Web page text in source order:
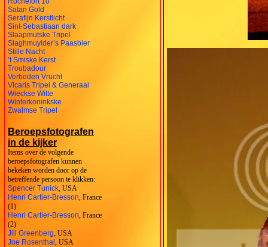
Satan Gold
Serafijn Kerstlicht
Sint-Sebastiaan dark
Slaapmutske Tripel
Slaghmuylder’s Paasbier
Stille Nacht
’t Smiske Kerst
Troubadour
Verboden Vrucht
Vicaris Tripel & Generaal
Wieckse Witte
Winterkoninkske
Zwalmse Tripel
Beroepsfotografen
in de kijker
Items over de volgende
beroepsfotografen kunnen
bekeken worden door op de
betreffende persoon te klikken:
Spencer Tunick , USA
Henri Cartier-Bresson , France
(1)
Henri Cartier-Bresson , France
(2)
Jill Greenberg , USA
Joe Rosenthal , USA